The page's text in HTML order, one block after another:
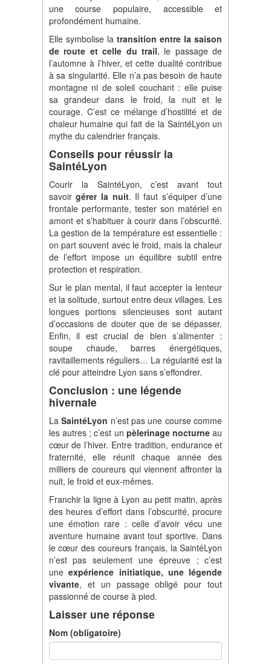
une course populaire, accessible et
profondément humaine.
Elle symbolise la transition entre la saison
de route et celle du trail, le passage de
l’automne à l’hiver, et cette dualité contribue
à sa singularité. Elle n’a pas besoin de haute
montagne ni de soleil couchant : elle puise
sa grandeur dans le froid, la nuit et le
courage. C’est ce mélange d’hostilité et de
chaleur humaine qui fait de la SaintéLyon un
mythe du calendrier français.
Conseils pour réussir la
SaintéLyon
Courir la SaintéLyon, c’est avant tout
savoirgérer la nuit. Il faut s’équiper d’une
frontale performante, tester son matériel en
amont et s’habituer à courir dans l’obscurité.
La gestion de la température est essentielle :
on part souvent avec le froid, mais la chaleur
de l’effort impose un équilibre subtil entre
protection et respiration.
Sur le plan mental, il faut accepter la lenteur
et la solitude, surtout entre deux villages. Les
longues portions silencieuses sont autant
d’occasions de douter que de se dépasser.
Enfin, il est crucial de bien s’alimenter :
soupe chaude, barres énergétiques,
ravitaillements réguliers… La régularité est la
clé pour atteindre Lyon sans s’effondrer.
Conclusion : une légende
hivernale
LaSaintéLyon n’est pas une course comme
les autres ; c’est un pèlerinage nocturne au
cœur de l’hiver. Entre tradition, endurance et
fraternité, elle réunit chaque année des
milliers de coureurs qui viennent affronter la
nuit, le froid et eux-mêmes.
Franchir la ligne à Lyon au petit matin, après
des heures d’effort dans l’obscurité, procure
une émotion rare : celle d’avoir vécu une
aventure humaine avant tout sportive. Dans
le cœur des coureurs français, la SaintéLyon
n’est pas seulement une épreuve ; c’est
uneexpérience initiatique, une légende
vivante, et un passage obligé pour tout
passionné de course à pied.
Laisser une réponse
Nom (obligatoire)